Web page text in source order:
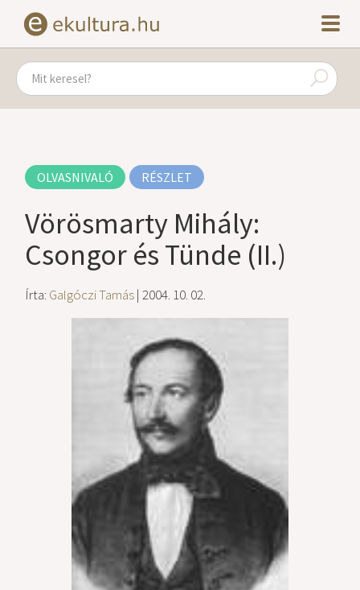
OLVASNIVALÓ RÉSZLET
Vörösmarty Mihály:
Csongor és Tünde (II.)
Írta: Galgóczi Tamás| 2004. 10. 02.